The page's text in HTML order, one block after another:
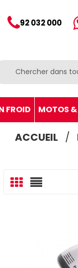
92 032 000
FROID MOTOS
ACCUEIL